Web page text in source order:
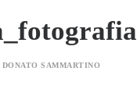
DONATO SAMMARTINO